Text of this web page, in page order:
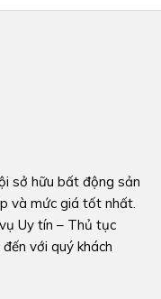
sở hữu bất động sản
và mức giá tốt nhất.
Uy tín – Thủ tục
với quý khách